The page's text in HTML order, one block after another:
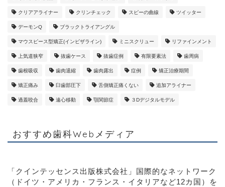
クリアアライナー クリンチェック スピーの曲線 ツイッター
デーモンQ ブラックトライアングル
マウスピース型矯正(インビザライン) ミニスクリュー リファインメント
上気道狭窄 抜歯ケース 抜歯症例 有限要素法 歯周病
歯根吸収 歯肉退縮 歯肉露出 症例 矯正治療期間
矯正痛み 臼歯部圧下 舌側矯正痛くない 追加アライナー
過蓋咬合 遠心移動 顎関節症 ３Dデジタルモデル
おすすめ歯科Webメディア
「クインテッセンス出版株式会社」 国際的なネットワーク
（ドイツ・アメリカ・フランス・イタリアなど12カ国）を